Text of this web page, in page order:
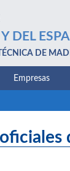
DEL
DE
Empresas